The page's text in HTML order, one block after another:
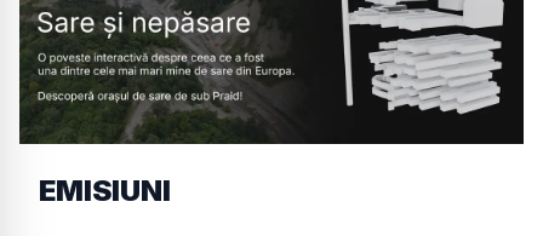
EMISIUNI